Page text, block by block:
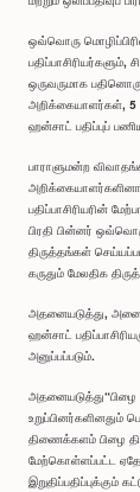
ஒவ்வொரு
ஒருவருமாக
அறிக்கையாளர்கள், 5
ஹன்சாட் பதிப்புப்
பாராளுமன்ற
பதிப்பாசிரியரின்
பிரதி பின்னர்
திருத்தங்கள்
கருதும் மேலதிக
அதனையடுத்து,
ஹன்சாட்
அனுப்பப்படும்.
அதனையடுத்து“பிழை
உறுப்பினர்களினதும்
திணைக்களம் பிழை
மேற்கொள்ளப்பட்ட
இறுதிப்பதிப்புக்கும்